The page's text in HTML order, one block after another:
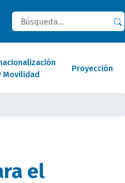
Buscar
Movilidad
Proyección
el